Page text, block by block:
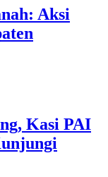
Aksi
Kasi PAI